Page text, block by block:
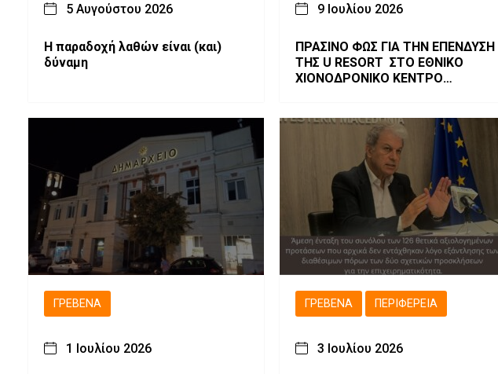
5 Αυγούστου 2026
H παραδοχή λαθών είναι (και)
δύναμη
9 Ιουλίου 2026
ΠΡΑΣΙΝΟ ΦΩΣ ΓΙΑ ΤΗΝ ΕΠΕΝΔΥΣΗ
ΤΗΣ U RESORT ΣΤΟ ΕΘΝΙΚΟ
ΧΙΟΝΟΔΡΟΝΙΚΟ ΚΕΝΤΡΟ
ΓΡΕΒΕΝΆ
1 Ιουλίου 2026
ΓΡΕΒΕΝΆ ΠΕΡΙΦΈΡΕΙΑ
3 Ιουλίου 2026